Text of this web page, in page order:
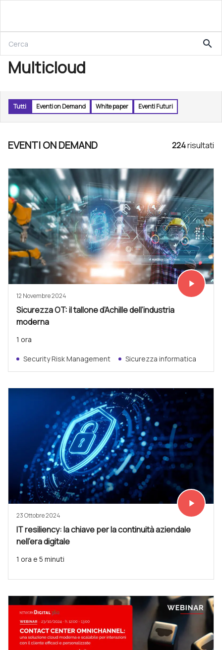
search
Multicloud
Tutti Eventi on Demand White paper Eventi Futuri
EVENTI ON DEMAND 224risultati
Vedi subito
play_arrow
12 Novembre 2024
Sicurezza OT: il tallone d’Achille dell’industria
moderna
1 ora
Security Risk Management Sicurezza informatica
Vedi subito
play_arrow
23 Ottobre 2024
IT resiliency: la chiave per la continuità aziendale
nell’era digitale
1 ora e 5 minuti